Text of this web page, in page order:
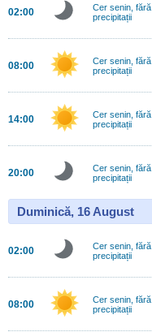
02:00
Cer senin, fără
precipitații
08:00
Cer senin, fără
precipitații
14:00
Cer senin, fără
precipitații
20:00
Cer senin, fără
precipitații
Duminică, 16 August
02:00
Cer senin, fără
precipitații
08:00
Cer senin, fără
precipitații